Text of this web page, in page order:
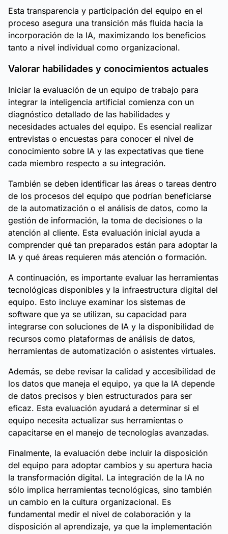
Esta transparencia y participación del equipo en el
proceso asegura una transición más fluida hacia la
incorporación de la IA, maximizando los beneficios
tanto a nivel individual como organizacional.
Valorar habilidades y conocimientos actuales
Iniciar la evaluación de un equipo de trabajo para
integrar la inteligencia artificial comienza con un
diagnóstico detallado de las habilidades y
necesidades actuales del equipo. Es esencial realizar
entrevistas o encuestas para conocer el nivel de
conocimiento sobre IA y las expectativas que tiene
cada miembro respecto a su integración.
También se deben identificar las áreas o tareas dentro
de los procesos del equipo que podrían beneficiarse
de la automatización o el análisis de datos, como la
gestión de información, la toma de decisiones o la
atención al cliente. Esta evaluación inicial ayuda a
comprender qué tan preparados están para adoptar la
IA y qué áreas requieren más atención o formación.
A continuación, es importante evaluar las herramientas
tecnológicas disponibles y la infraestructura digital del
equipo. Esto incluye examinar los sistemas de
software que ya se utilizan, su capacidad para
integrarse con soluciones de IA y la disponibilidad de
recursos como plataformas de análisis de datos,
herramientas de automatización o asistentes virtuales.
Además, se debe revisar la calidad y accesibilidad de
los datos que maneja el equipo, ya que la IA depende
de datos precisos y bien estructurados para ser
eficaz. Esta evaluación ayudará a determinar si el
equipo necesita actualizar sus herramientas o
capacitarse en el manejo de tecnologías avanzadas.
Finalmente, la evaluación debe incluir la disposición
del equipo para adoptar cambios y su apertura hacia
la transformación digital. La integración de la IA no
sólo implica herramientas tecnológicas, sino también
un cambio en la cultura organizacional. Es
fundamental medir el nivel de colaboración y la
disposición al aprendizaje, ya que la implementación